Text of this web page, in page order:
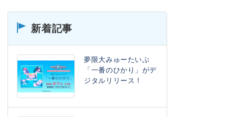
新着記事
夢限大みゅーたいぷ
「一番のひかり」がデ
ジタルリリース！